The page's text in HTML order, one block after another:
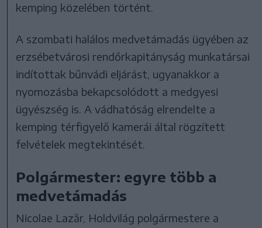
kemping közelében történt.
A szombati halálos medvetámadás ügyében az
erzsébetvárosi rendőrkapitányság munkatársai
indítottak bűnvádi eljárást, ugyanakkor a
nyomozásba bekapcsolódott a medgyesi
ügyészség is. A vádhatóság elrendelte a
kemping térfigyelő kamerái által rögzített
felvételek megtekintését.
Polgármester: egyre több a
medvetámadás
Nicolae Lazăr, Holdvilág polgármestere a